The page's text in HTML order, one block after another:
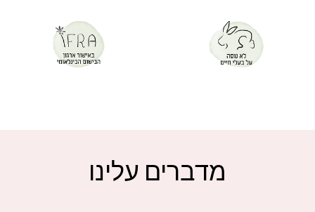
מדברים עלינו